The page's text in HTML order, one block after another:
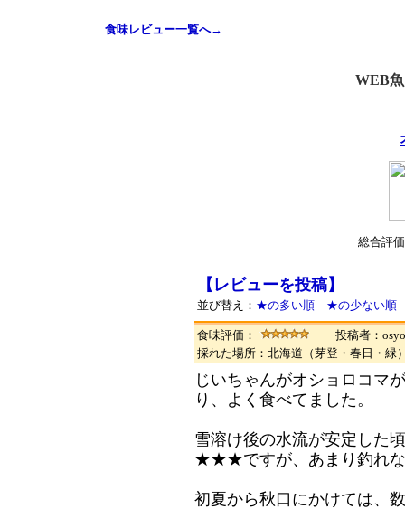
食味レビュー一覧へ→
WEB
総合評
【レビューを投稿】
並び替え： ★の多い順 ★の少ない順
食味評価：
投稿者：
採れた場所：北海道（芽登・春日
じいちゃんがオショロコマ
り、よく食べてました。
雪溶け後の水流が安定した
★★★ですが、あまり釣れな
初夏から秋口にかけては、